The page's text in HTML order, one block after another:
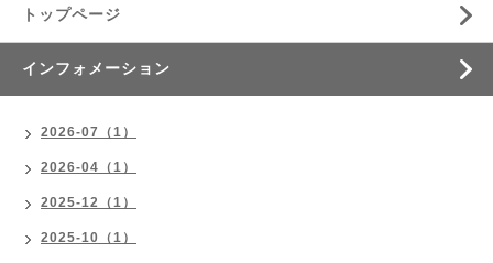
トップページ
インフォメーション
2026-07（1）
2026-04（1）
2025-12（1）
2025-10（1）